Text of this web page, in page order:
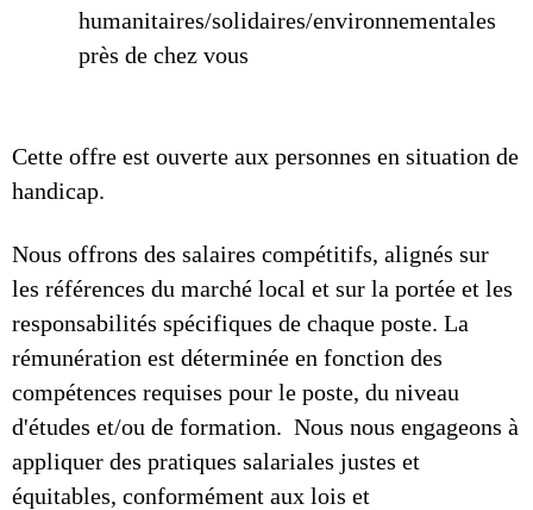
humanitaires/solidaires/environnementales
près de chez vous
Cette offre est ouverte aux personnes en situation de
handicap.
Nous offrons des salaires compétitifs, alignés sur
les références du marché local et sur la portée et les
responsabilités spécifiques de chaque poste. La
rémunération est déterminée en fonction des
compétences requises pour le poste, du niveau
d'études et/ou de formation. Nous nous engageons à
appliquer des pratiques salariales justes et
équitables, conformément aux lois et